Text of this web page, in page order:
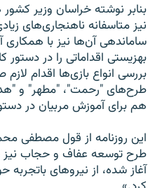
بنابر نوشته خراسان وزير
نيز متاسفانه ناهنجارى‌هاى
ساماندهى آن‌ها نيز با
بهزيستى اقداماتى را در دستور
بررسى انواع بازى‌ها اقدام
طرح‌هاى "رحمت"، "مطهر" و
هم براى آموزش مربيان در
اين روزنامه از قول مصطفى
طرح توسعه عفاف و حجاب نيز
آغاز شده، از نيروهاى